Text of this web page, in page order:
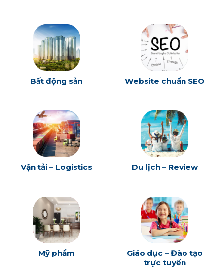
Bất động sản Website chuẩn SEO
Vận tải – Logistics Du lịch – Review
Mỹ phẩm
Giáo dục – Đào tạo
trực tuyến